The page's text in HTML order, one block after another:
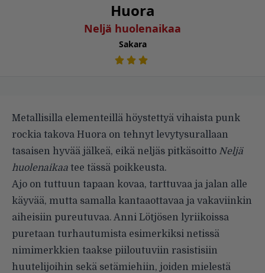
Huora
Neljä huolenaikaa
Sakara
Metallisilla elementeillä höystettyä vihaista punk
rockia takova Huora on tehnyt levytysurallaan
tasaisen hyvää jälkeä, eikä neljäs pitkäsoitto Neljä
huolenaikaa tee tässä poikkeusta.
Ajo on tuttuun tapaan kovaa, tarttuvaa ja jalan alle
käyvää, mutta samalla kantaaottavaa ja vakaviinkin
aiheisiin pureutuvaa. Anni Lötjösen lyriikoissa
puretaan turhautumista esimerkiksi netissä
nimimerkkien taakse piiloutuviin rasistisiin
huutelijoihin sekä setämiehiin, joiden mielestä